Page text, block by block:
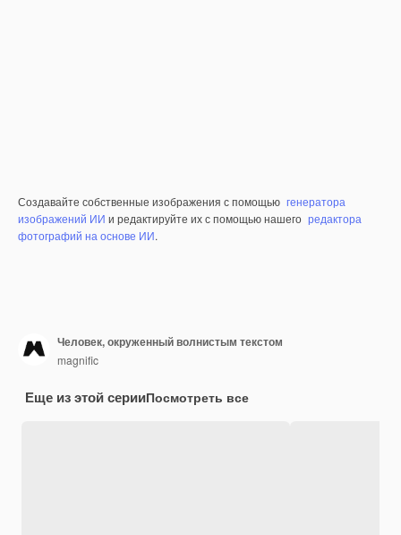
Создавайте собственные изображения с помощью генератора
изображений ИИ и редактируйте их с помощью нашего редактора
фотографий на основе ИИ.
Человек, окруженный волнистым текстом
magnific
Еще из этой серииПосмотреть все